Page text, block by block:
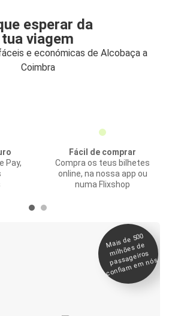
esperar da
tua viagem
e económicas de Alcobaça a
Coimbra
Pay,
Fácil de comprar
Compra os teus bilhetes
online, na nossa app ou
numa Flixshop
Mais de 500
milhões de
passageiros
confia
m e
m nós